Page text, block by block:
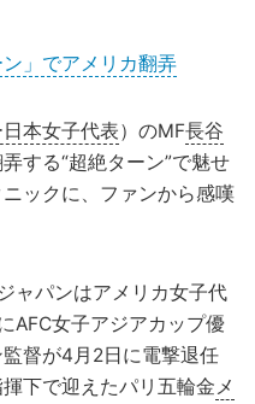
ン」でアメリカ翻弄
本女子代表）のMF長谷
する“超絶ターン”で魅せ
ックに、ファンから感嘆
ャパンはアメリカ女子代
AFC女子アジアカップ優
督が4月2日に電撃退任
下で迎えたパリ五輪金メ